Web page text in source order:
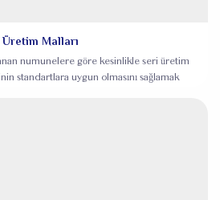
Üretim Malları
numunelere göre kesinlikle seri üretim
standartlara uygun olmasını sağlamak